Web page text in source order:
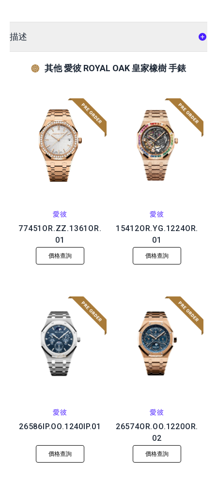
描述
其他 愛彼 ROYAL OAK 皇家橡樹 手錶
愛彼
77451OR.ZZ.1361OR.
01
價格查詢
愛彼
15412OR.YG.1224OR.
01
價格查詢
愛彼
26586IP.OO.1240IP.01
價格查詢
愛彼
26574OR.OO.1220OR.
02
價格查詢